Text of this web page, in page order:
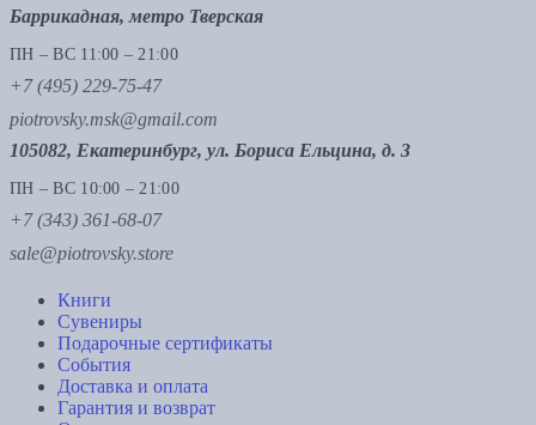
Баррикадная, метро Тверская
ПН – ВС 11:00 – 21:00
+7 (495) 229-75-47
piotrovsky.msk@gmail.com
105082, Екатеринбург, ул. Бориса Ельцина, д. 3
ПН – ВС 10:00 – 21:00
+7 (343) 361-68-07
sale@piotrovsky.store
Книги
Сувениры
Подарочные сертификаты
События
Доставка и оплата
Гарантия и возврат